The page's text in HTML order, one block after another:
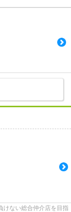
けない総合仲介店を目指